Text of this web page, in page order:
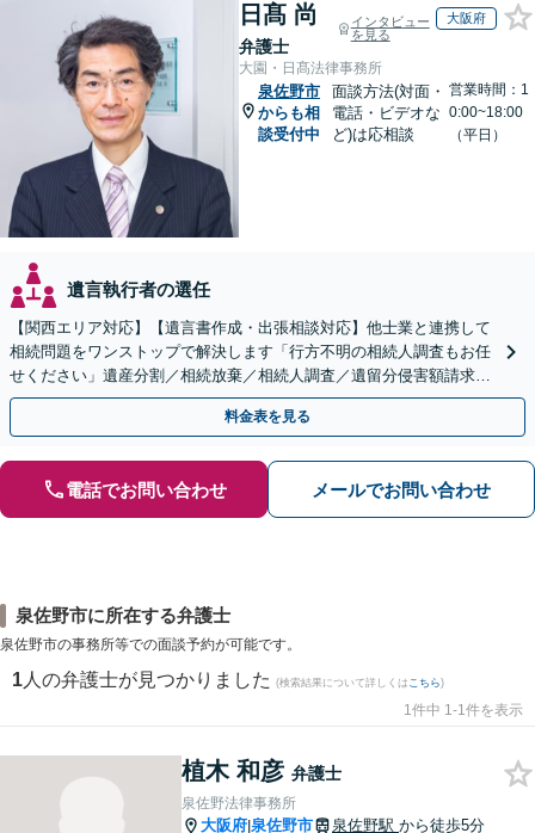
日髙 尚
弁護士
インタビュー
を見る
大阪府
大園・日髙法律事務所
泉佐野市
からも相
談受付中
面談方法(対面・
電話・ビデオな
ど)は応相談
営業時間：1
0:00~18:00
（平日）
遺言執行者の選任
【関西エリア対応】【遺言書作成・出張相談対応】他士業と連携して
相続問題をワンストップで解決します「行方不明の相続人調査もお任
せください」遺産分割／相続放棄／相続人調査／遺留分侵害額請求／
登記など【休日・夜間面談可】【分割払い対応】
料金表を見る
電話でお問い合わせ メールでお問い合わせ
泉佐野市に所在する弁護士
泉佐野市の事務所等での面談予約が可能です。
1 人の弁護士が見つかりました (検索結果について詳しくは こちら)
1件中 1-1件を表示
植木 和彦 弁護士
泉佐野法律事務所
大阪府|泉佐野市 泉佐野駅 から徒歩5分